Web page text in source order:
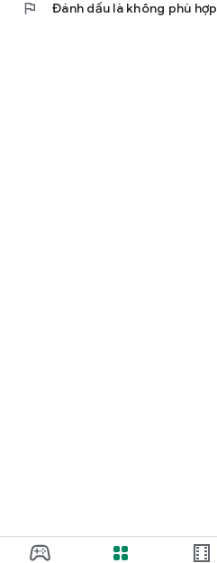
flag Đánh dấu là không phù hợp